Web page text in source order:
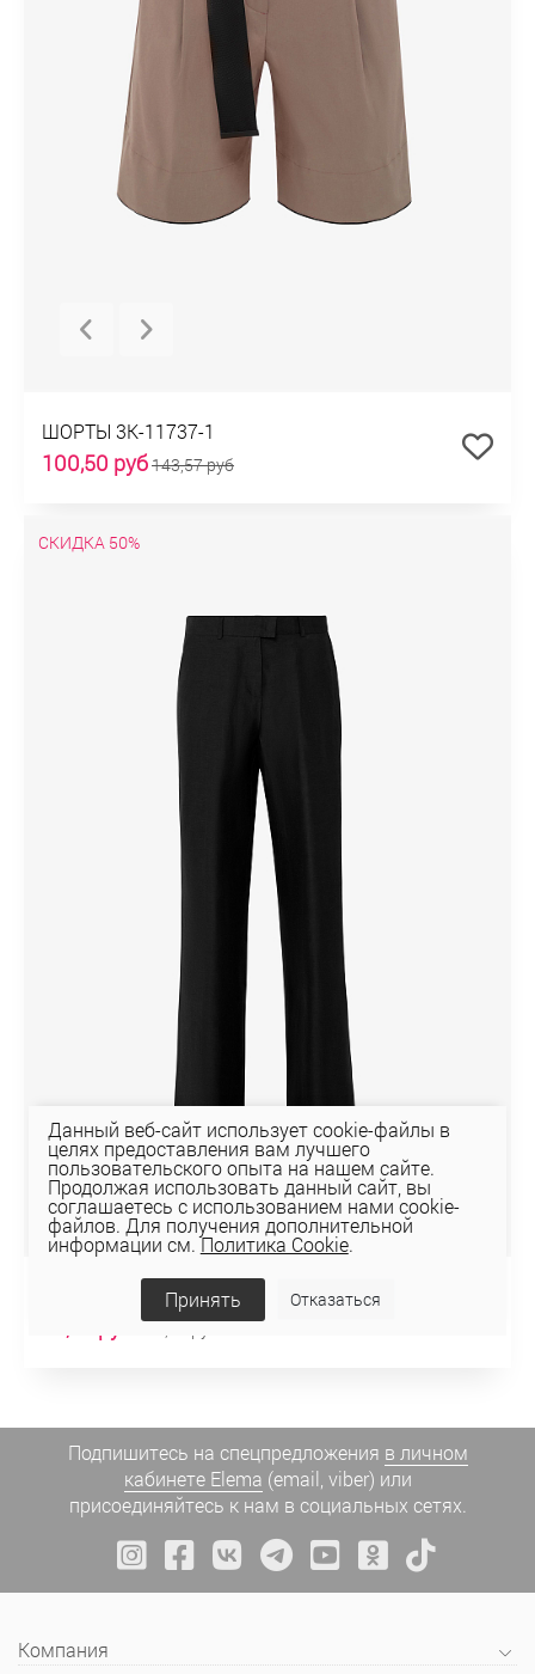
ШОРТЫ 3К-11737-1
100,50 руб143,57 руб
СКИДКА 50%
БРЮКИ 3К-11897-1
164,33 руб
Подпишитесь на спецпредложения в личном
кабинете Elema (email, viber) или
присоединяйтесь к нам в социальных сетях.
Компания
Данный веб-сайт использует cookie-файлы в
целях предоставления вам лучшего
пользовательского опыта на нашем сайте.
Продолжая использовать данный сайт, вы
соглашаетесь с использованием нами cookie-
файлов. Для получения дополнительной
информации см.Политика Cookie.
Принять Отказаться